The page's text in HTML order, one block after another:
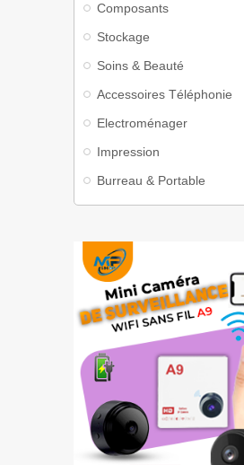
Composants
Stockage
Soins & Beauté
Accessoires Téléphonie
Electroménager
Impression
Burreau & Portable